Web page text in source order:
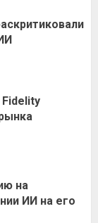
на
ИИ на его